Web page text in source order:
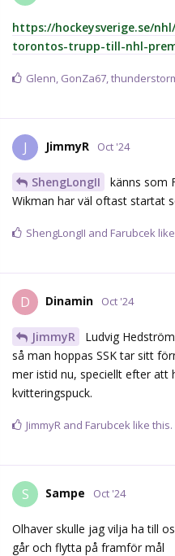
https://hockeysverige.se/
torontos-trupp-till-nhl-
Glenn, GonZa67,
J JimmyR Oct '24
ShengLongII
känns som
Wikman har väl oftast startat
ShengLongII and Farubcek
D Dinamin Oct '24
JimmyR
Ludvig
så man hoppas SSK tar sitt
mer istid nu, speciellt efter att
kvitteringspuck.
JimmyR and Farubcek like this.
S Sampe Oct '24
Olhaver skulle jag vilja ha till
går och flytta på framför mål